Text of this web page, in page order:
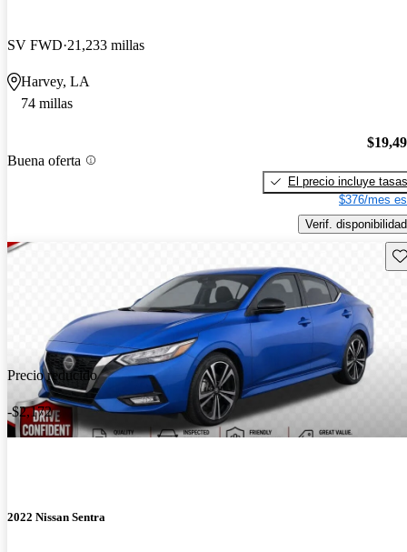
SV FWD 21,233 millas
Harvey, LA
74 millas
Buena oferta
El precio incluye tasas
$376/mes
Verif. disponibilidad
Precio reducido
-$2,172
2022 Nissan Sentra